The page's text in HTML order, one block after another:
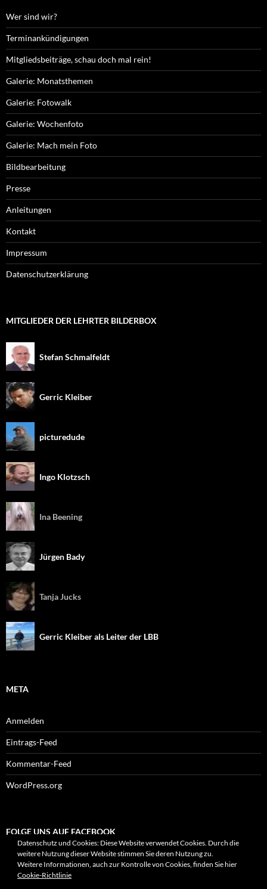
Wer sind wir?
Terminankündigungen
Mitgliedsbeiträge, schau doch mal rein!
Galerie: Monatsthemen
Galerie: Fotowalk
Galerie: Wochenfoto
Galerie: Mach mein Foto
Bildbearbeitung
Presse
Anleitungen
Kontakt
Impressum
Datenschutzerklärung
MITGLIEDER DER LEHRTER BILDERBOX
Stefan Schmalfeldt
Gerric Kleiber
picturedude
Ingo Klotzsch
Ina Beening
Jürgen Bady
Tanja Jucks
Gerric Kleiber als Leiter der LBB
META
Anmelden
Eintrags-Feed
Kommentar-Feed
WordPress.org
FOLGE UNS AUF FACEBOOK
Datenschutz und Cookies: Diese Website verwendet Cookies. Durch die
weitere Nutzung dieser Website stimmen Sie deren Nutzung zu.
Weitere Informationen, auch zur Kontrolle von Cookies, finden Sie hier
Cookie-Richtlinie